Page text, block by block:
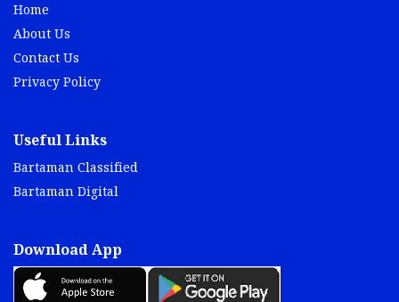
Home
About Us
Contact Us
Privacy Policy
Useful Links
Bartaman Classified
Bartaman Digital
Download App